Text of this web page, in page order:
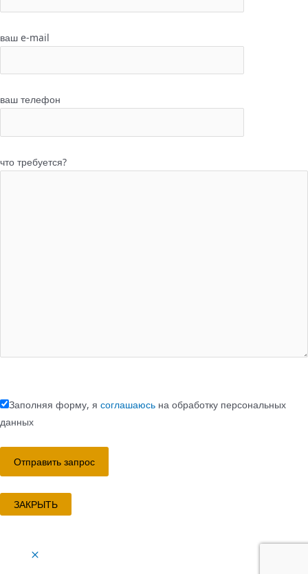
ваш e-mail
ваш телефон
что требуется?
Заполняя форму, я соглашаюсь на обработку персональных
данных
ЗАКРЫТЬ